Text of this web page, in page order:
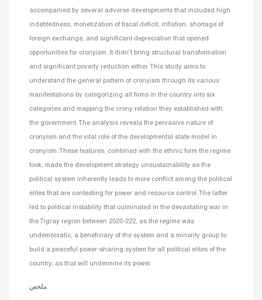
accompanied by several adverse developments that included high
indebtedness, monetization of fiscal deficit, inflation, shortage of
foreign exchange, and significant depreciation that opened
opportunities for cronyism. It didn’t bring structural transformation
and significant poverty reduction either. This study aims to
understand the general pattern of cronyism through its various
manifestations by categorizing all firms in the country into six
categories and mapping the crony relation they established with
the government. The analysis reveals the pervasive nature of
cronyism and the vital role of the developmental state model in
cronyism. These features, combined with the ethnic form the regime
took, made the development strategy unsustainability as the
political system inherently leads to more conflict among the political
elites that are contesting for power and resource control. The latter
led to political instability that culminated in the devastating war in
the Tigray region between 2020-222, as the regime was
undemocratic, a beneficiary of the system and a minority group to
build a peaceful power-sharing system for all political elites of the
country, as that will undermine its power.
ملخص